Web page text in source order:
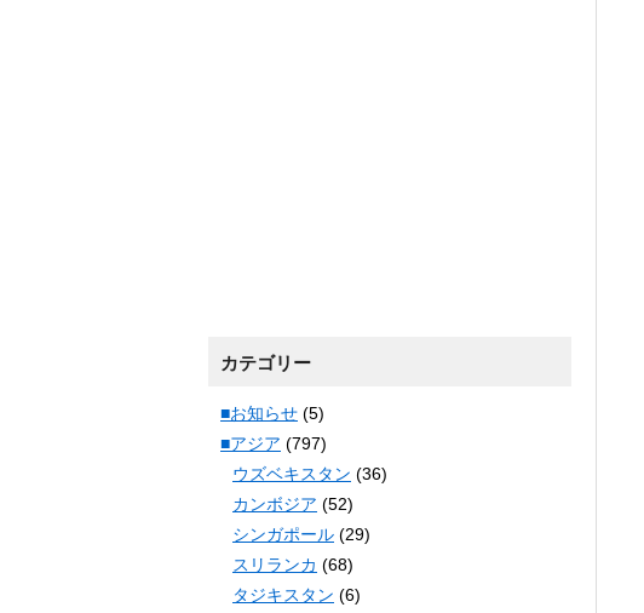
カテゴリー
■お知らせ (5)
■アジア (797)
ウズベキスタン (36)
カンボジア (52)
シンガポール (29)
スリランカ (68)
タジキスタン (6)